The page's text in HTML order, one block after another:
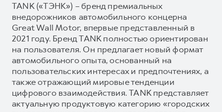
TANK («ТЭНК») – бренд премиальных
внедорожников автомобильного концерна
Great Wall Motor, впервые представленный в
2021 году. Бренд TANK полностью ориентирован
на пользователя. Он предлагает новый формат
автомобильного опыта, основанный на
пользовательских интересах и предпочтениях, а
также отражающий мировые тенденции
цифрового взаимодействия. TANK представляет
актуальную продуктовую категорию «городских